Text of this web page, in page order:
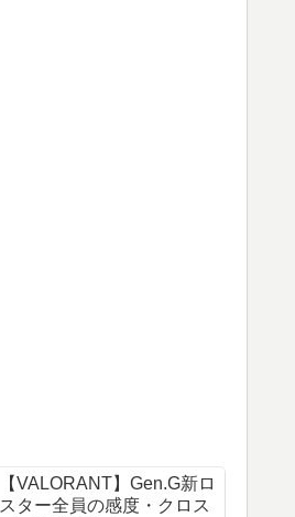
【VALORANT】Gen.G新ロ
スター全員の感度・クロス